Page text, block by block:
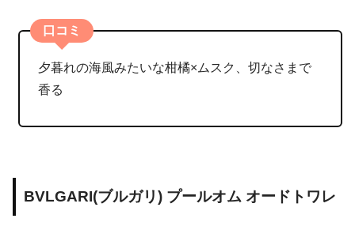
口コミ
夕暮れの海風みたいな柑橘×ムスク、切なさまで
香る
BVLGARI(ブルガリ) プールオム オードトワレ